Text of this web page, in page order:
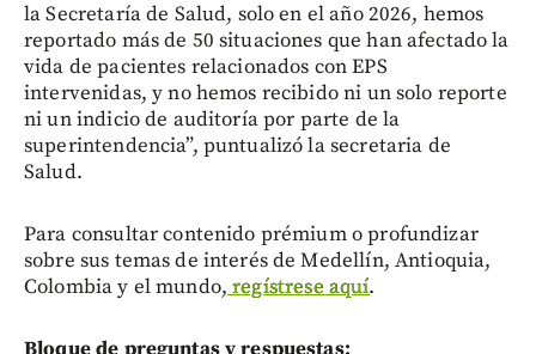
la Secretaría de Salud, solo en el año 2026, hemos
reportado más de 50 situaciones que han afectado la
vida de pacientes relacionados con EPS
intervenidas, y no hemos recibido ni un solo reporte
ni un indicio de auditoría por parte de la
superintendencia”, puntualizó la secretaria de
Salud.
Para consultar contenido prémium o profundizar
sobre sus temas de interés de Medellín, Antioquia,
Colombia y el mundo, regístrese aquí.